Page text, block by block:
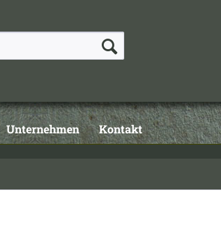
Unternehmen Kontakt